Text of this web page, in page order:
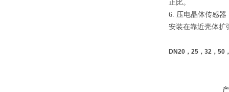
正比。
6. 压电晶体传感器
安装在靠近壳体扩
DN20，25，32，50